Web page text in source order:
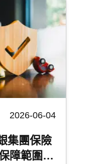
今次 快而保
能車型外，
。
2026-06-04
集團保險
障範圍及